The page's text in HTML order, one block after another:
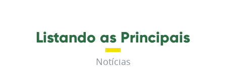
Listando as Principais
Notícias